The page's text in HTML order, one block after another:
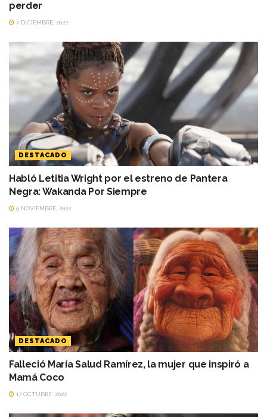
perder
7 DICIEMBRE, 2022
DESTACADO
Habló Letitia Wright por el estreno de Pantera
Negra: Wakanda Por Siempre
9 NOVIEMBRE, 2022
DESTACADO
Falleció María Salud Ramírez, la mujer que inspiró a
Mamá Coco
17 OCTUBRE, 2022